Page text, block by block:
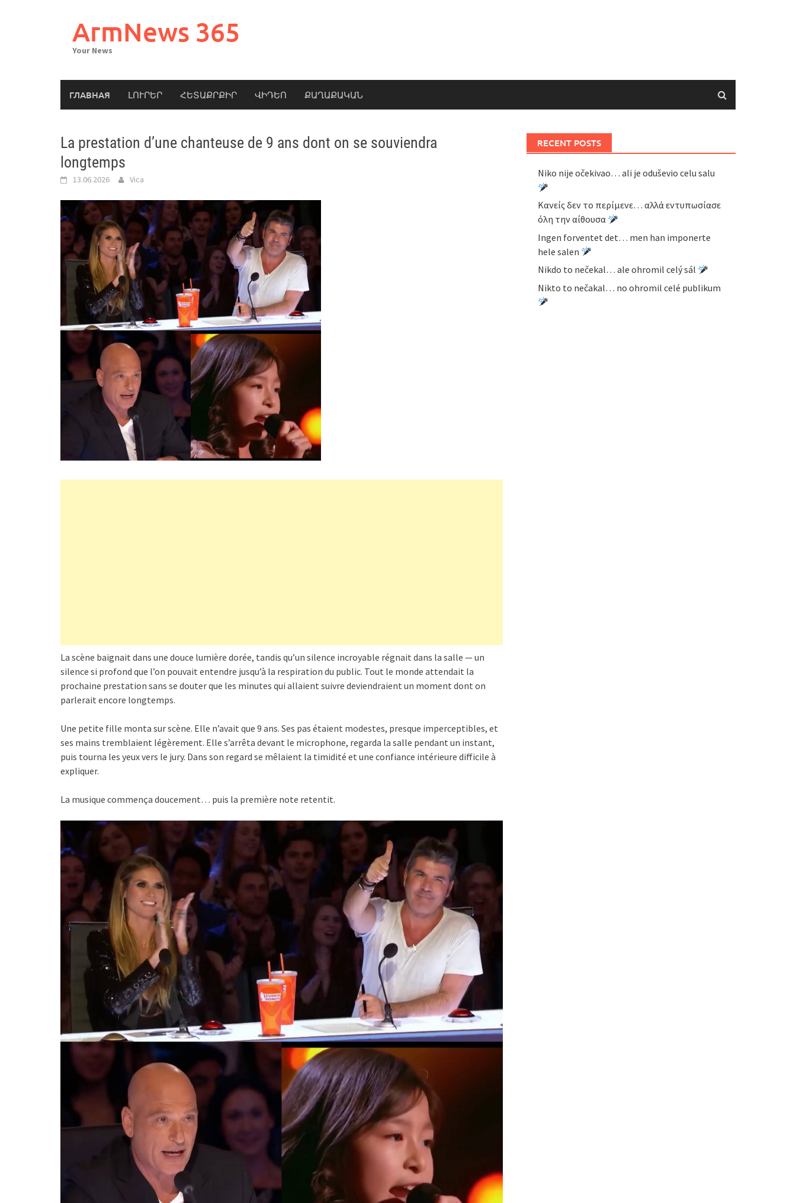
ArmNews 365
Your News
ГЛАВНАЯ ԼՈՒՐԵՐ ՀԵՏԱՔՐՔԻՐ ՎԻԴԵՈ ՔԱՂԱՔԱԿԱՆ
La prestation d’une chanteuse de 9 ans dont on se souviendra
longtemps
13.06.2026 Vica
La scène baignait dans une douce lumière dorée, tandis qu’un silence incroyable régnait dans la salle — un
silence si profond que l’on pouvait entendre jusqu’à la respiration du public. Tout le monde attendait la
prochaine prestation sans se douter que les minutes qui allaient suivre deviendraient un moment dont on
parlerait encore longtemps.
Une petite fille monta sur scène. Elle n’avait que 9 ans. Ses pas étaient modestes, presque imperceptibles, et
ses mains tremblaient légèrement. Elle s’arrêta devant le microphone, regarda la salle pendant un instant,
puis tourna les yeux vers le jury. Dans son regard se mêlaient la timidité et une confiance intérieure difficile à
expliquer.
La musique commença doucement… puis la première note retentit.
RECENT POSTS
Niko nije očekivao… ali je oduševio celu salu
Κανείς δεν το περίμενε… αλλά εντυπωσίασε
όλη την αίθουσα
Ingen forventet det… men han imponerte
hele salen
Nikdo to nečekal… ale ohromil celý sál
Nikto to nečakal… no ohromil celé publikum